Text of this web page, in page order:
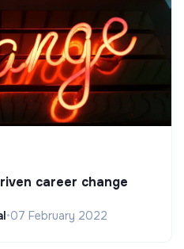
career change
•07 February 2022